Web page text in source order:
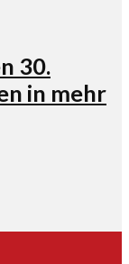
30.
in mehr